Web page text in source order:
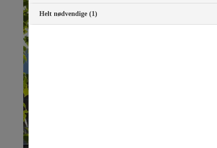
Helt nødvendige (1)